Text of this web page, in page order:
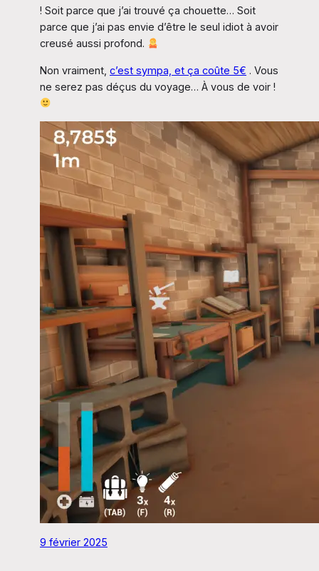
! Soit parce que j’ai trouvé ça chouette… Soit
parce que j’ai pas envie d’être le seul idiot à avoir
creusé aussi profond.
Non vraiment, c’est sympa, et ça coûte 5€ . Vous
ne serez pas déçus du voyage… À vous de voir !
9 février 2025